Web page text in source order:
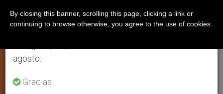
iuris”
Para conocer mejor las iglesias
agosto.
Gracias.
By closing this banner, scrolling this page, clicking a link or
continuing to browse otherwise, you agree to the use of cookies.